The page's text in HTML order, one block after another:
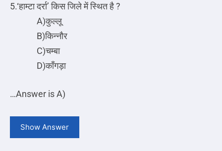
5.‘हाम्टा दर्रा’ किस जिले में स्थित है ?
A)कुल्लू
B)किन्नौर
C)चम्बा
D)काँगड़ा
…Answer is A)
Show Answer